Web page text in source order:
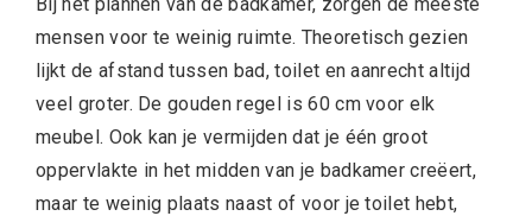
mensen voor te weinig ruimte. Theoretisch gezien
lijkt de afstand tussen bad, toilet en aanrecht altijd
veel groter. De gouden regel is 60 cm voor elk
meubel. Ook kan je vermijden dat je één groot
oppervlakte in het midden van je badkamer creëert,
maar te weinig plaats naast of voor je toilet hebt,